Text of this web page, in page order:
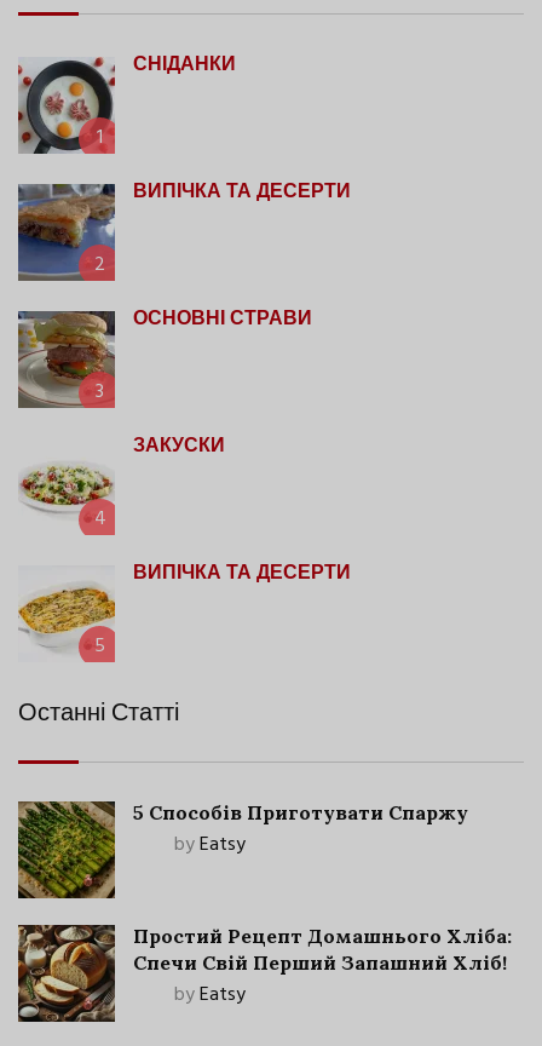
1
СНІДАНКИ
2
ВИПІЧКА ТА ДЕСЕРТИ
3
ОСНОВНІ СТРАВИ
4
ЗАКУСКИ
5
ВИПІЧКА ТА ДЕСЕРТИ
Останні Статті
5 Способів Приготувати Спаржу
byEatsy
Простий Рецепт Домашнього Хліба:
Спечи Свій Перший Запашний Хліб!
byEatsy